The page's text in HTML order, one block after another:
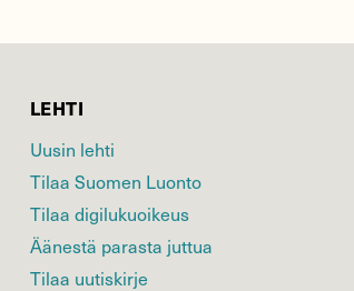
LEHTI
Uusin lehti
Tilaa Suomen Luonto
Tilaa digilukuoikeus
Äänestä parasta juttua
Tilaa uutiskirje